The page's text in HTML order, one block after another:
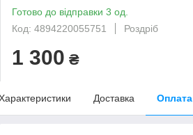
Готово до відправки 3 од.
Код: 4894220055751
Роздріб
1 300 ₴
Доставка Оплата